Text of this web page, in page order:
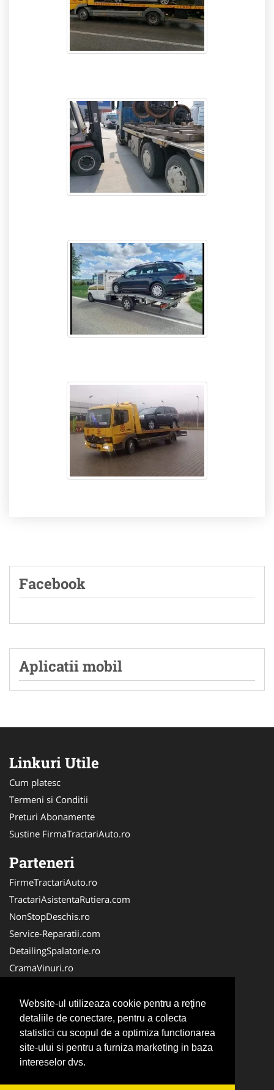
Website-ul utilizeaza cookie pentru a reţine
detaliile de conectare, pentru a colecta
statistici cu scopul de a optimiza functionarea
site-ului si pentru a furniza marketing in baza
intereselor dvs.
Facebook
Aplicatii mobil
Linkuri Utile
Cum platesc
Termeni si Conditii
Preturi Abonamente
Sustine FirmaTractariAuto.ro
Parteneri
FirmeTractariAuto.ro
TractariAsistentaRutiera.com
NonStopDeschis.ro
Service-Reparatii.com
DetailingSpalatorie.ro
CramaVinuri.ro
FirmaPieseAuto.ro
Anvelope-Sh.com
CentruInchirieri.ro
CuratareHota.com